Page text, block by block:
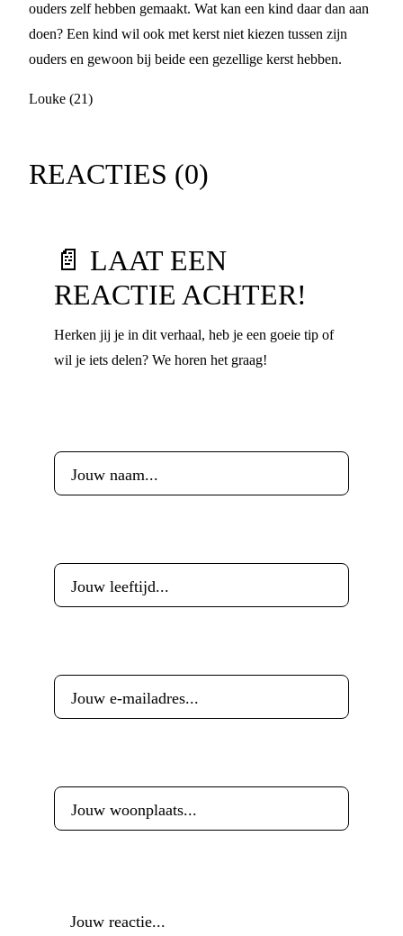
ouders zelf hebben gemaakt. Wat kan een kind daar dan aan
doen? Een kind wil ook met kerst niet kiezen tussen zijn
ouders en gewoon bij beide een gezellige kerst hebben.
Louke (21)
REACTIES (0)
📄 LAAT EEN
REACTIE ACHTER!
Herken jij je in dit verhaal, heb je een goeie tip of
wil je iets delen? We horen het graag!